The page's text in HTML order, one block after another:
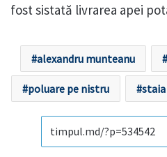
fost sistată livrarea apei
alexandru munteanu
poluare pe nistru staia